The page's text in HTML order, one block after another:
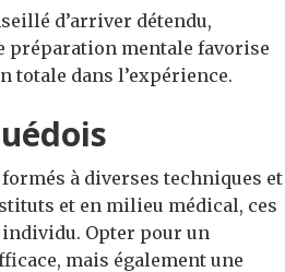
d’arriver détendu,
préparation mentale favorise
totale dans l’expérience.
à diverses techniques et
et en milieu médical, ces
individu. Opter pour un
mais également une